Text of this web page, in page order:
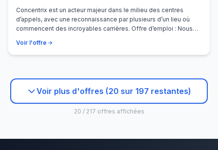
Concentrix est un acteur majeur dans le milieu des centres
d’appels, avec une reconnaissance par plusieurs d’un lieu où
commencent des incroyables carrières. Offre d’emploi : Nous
Voir l'offre
Voir plus d'offres (20 sur 197 restantes)
20 / 217 offres affichées